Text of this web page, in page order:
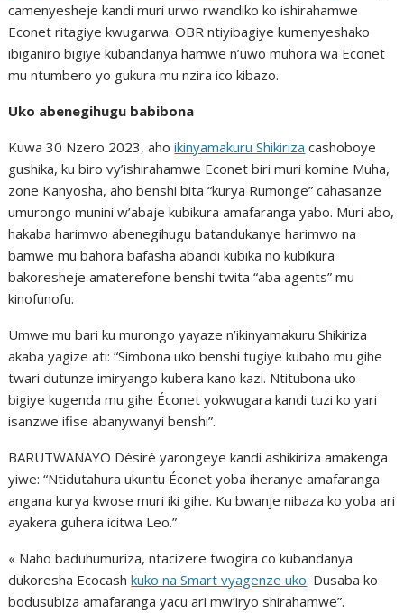
camenyesheje kandi muri urwo rwandiko ko ishirahamwe
Econet ritagiye kwugarwa. OBR ntiyibagiye kumenyeshako
ibiganiro bigiye kubandanya hamwe n’uwo muhora wa Econet
mu ntumbero yo gukura mu nzira ico kibazo.
Uko abenegihugu babibona
Kuwa 30 Nzero 2023, ahoikinyamakuru Shikiriza cashoboye
gushika, ku biro vy’ishirahamwe Econet biri muri komine Muha,
zone Kanyosha, aho benshi bita “kurya Rumonge” cahasanze
umurongo munini w’abaje kubikura amafaranga yabo. Muri abo,
hakaba harimwo abenegihugu batandukanye harimwo na
bamwe mu bahora bafasha abandi kubika no kubikura
bakoresheje amaterefone benshi twita “aba agents” mu
kinofunofu.
Umwe mu bari ku murongo yayaze n’ikinyamakuru Shikiriza
akaba yagize ati: “Simbona uko benshi tugiye kubaho mu gihe
twari dutunze imiryango kubera kano kazi. Ntitubona uko
bigiye kugenda mu gihe Éconet yokwugara kandi tuzi ko yari
isanzwe ifise abanywanyi benshi”.
BARUTWANAYO Désiré yarongeye kandi ashikiriza amakenga
yiwe: “Ntidutahura ukuntu Éconet yoba iheranye amafaranga
angana kurya kwose muri iki gihe. Ku bwanje nibaza ko yoba ari
ayakera guhera icitwa Leo.”
« Naho baduhumuriza, ntacizere twogira co kubandanya
dukoresha Ecocashkuko na Smart vyagenze uko. Dusaba ko
bodusubiza amafaranga yacu ari mw’iryo shirahamwe”.